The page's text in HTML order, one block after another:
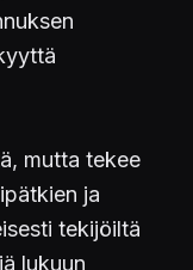
mutta tekee
ja
tekijöiltä
lukuun